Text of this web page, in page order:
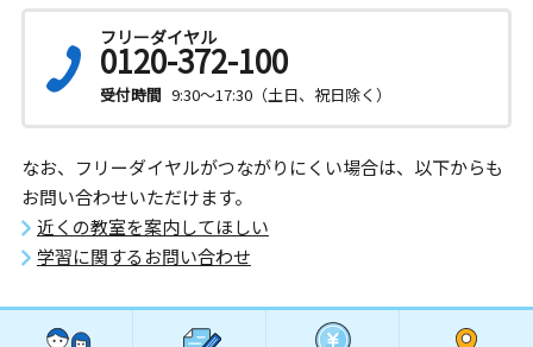
フリーダイヤル
0120-372-100
受付時間 9:30～17:30（土日、祝日除く）
なお、フリーダイヤルがつながりにくい場合は、以下からも
お問い合わせいただけます。
近くの教室を案内してほしい
学習に関するお問い合わせ